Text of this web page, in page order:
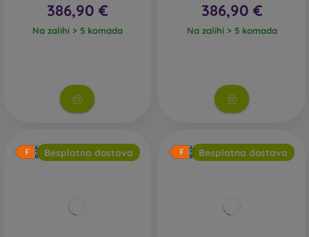
386,90 €
Na zalihi > 5 komada
386,90 €
Na zalihi > 5 komada
Besplatna dostava Besplatna dostava